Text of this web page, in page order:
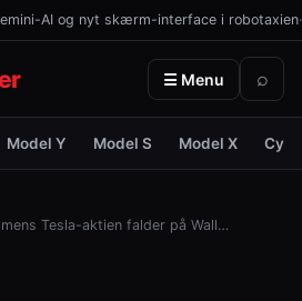
AI og nyt skærm-interface i robotaxien·
☰ Menu ⌕
Model Y Model S Model X
Tesla-aktien falder på Wall…